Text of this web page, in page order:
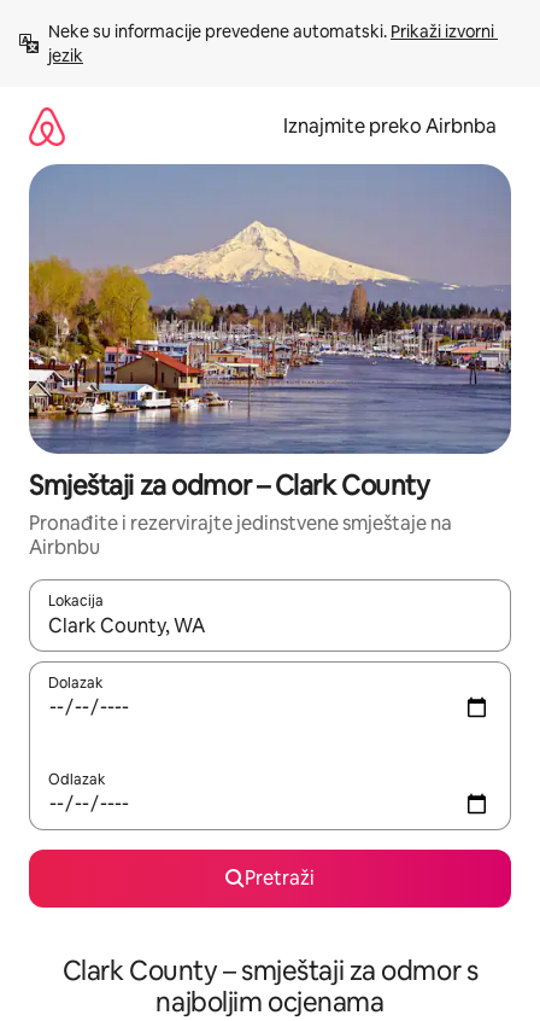
sadržaj
Neke su informacije prevedene automatski. Prikaži izvorni
jezik
Iznajmite preko Airbnba
Smještaji za odmor – Clark County
Pronađite i rezervirajte jedinstvene smještaje na
Airbnbu
Lokacija
Kada budu dostupni rezultati, moći ćete ih pregledati
Dolazak
Odlazak
Pretraži
Clark County – smještaji za odmor s
najboljim ocjenama